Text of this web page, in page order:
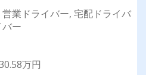
業ドライバー, 宅配ドライバ
ー
万円